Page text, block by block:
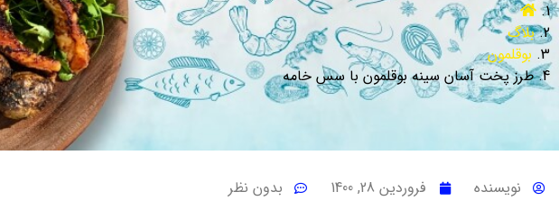
بلاگ
بوقلمون
طرز پخت آسان سینه بوقلمون با سس خامه
نویسنده فروردین 28, 1400 بدون نظر